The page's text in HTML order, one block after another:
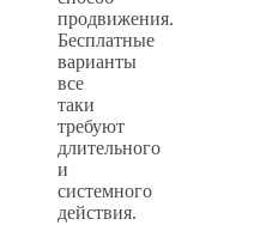
продвижения.
Бесплатные
варианты
все
таки
требуют
длительного
и
системного
действия.